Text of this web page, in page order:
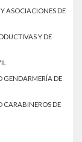
ASOCIACIONES DE
Y DE
GENDARMERÍA DE
CARABINEROS DE